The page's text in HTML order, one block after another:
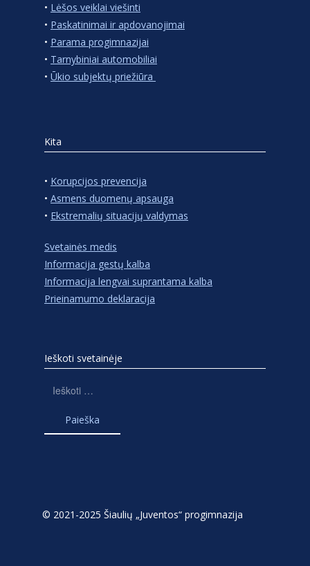
• Lėšos veiklai viešinti
• Paskatinimai ir apdovanojimai
• Parama progimnazijai
• Tarnybiniai automobiliai
• Ūkio subjektų priežiūra
Kita
• Korupcijos prevencija
• Asmens duomenų apsauga
• Ekstremalių situacijų valdymas
Svetainės medis
Informacija gestų kalba
Informacija lengvai suprantama kalba
Prieinamumo deklaracija
Ieškoti svetainėje
© 2021-2025 Šiaulių „Juventos“ progimnazija